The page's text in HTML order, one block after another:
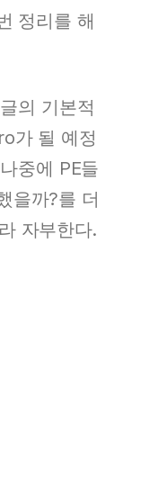
정리를 해
의 기본적
가 될 예정
중에 PE들
을까?를 더
자부한다.